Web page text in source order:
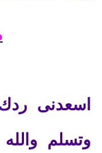
اسعدنى ردك
وتسلم